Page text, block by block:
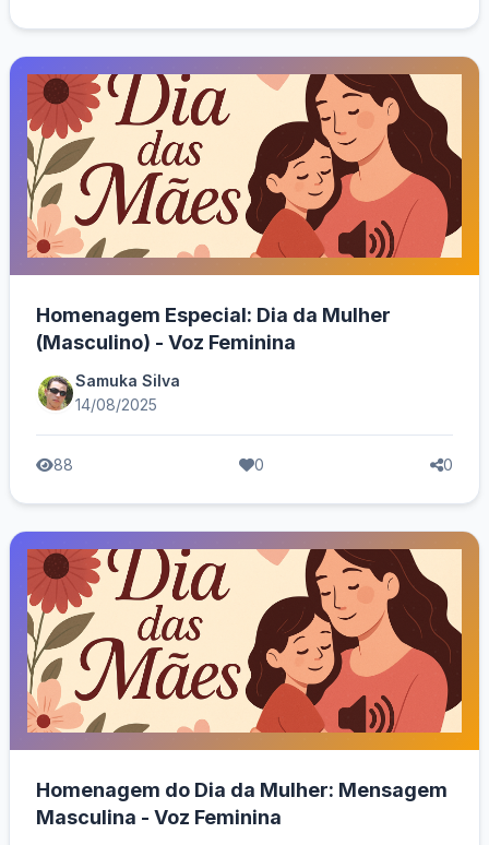
Homenagem Especial: Dia da Mulher
(Masculino) - Voz Feminina
Samuka Silva
14/08/2025
88 0 0
Homenagem do Dia da Mulher: Mensagem
Masculina - Voz Feminina